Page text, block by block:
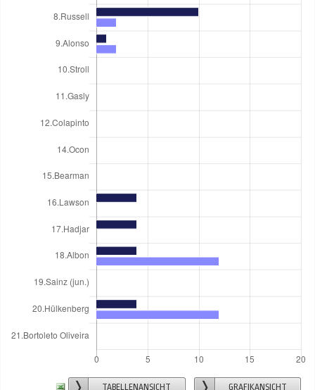
TABELLENANSICHT GRAFIKANSICHT